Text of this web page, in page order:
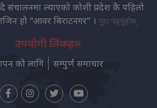
संचालनमा ल्याएको कोशी प्रदेश कै पहिलो
हो "आवर बिराटनगर" । पुरा पढ्नुहोस्
उपयोगी लिंकहरु
को लागि सम्पुर्ण समाचार